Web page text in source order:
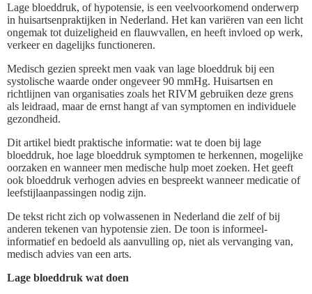
Lage bloeddruk, of hypotensie, is een veelvoorkomend onderwerp
in huisartsenpraktijken in Nederland. Het kan variëren van een licht
ongemak tot duizeligheid en flauwvallen, en heeft invloed op werk,
verkeer en dagelijks functioneren.
Medisch gezien spreekt men vaak van lage bloeddruk bij een
systolische waarde onder ongeveer 90 mmHg. Huisartsen en
richtlijnen van organisaties zoals het RIVM gebruiken deze grens
als leidraad, maar de ernst hangt af van symptomen en individuele
gezondheid.
Dit artikel biedt praktische informatie: wat te doen bij lage
bloeddruk, hoe lage bloeddruk symptomen te herkennen, mogelijke
oorzaken en wanneer men medische hulp moet zoeken. Het geeft
ook bloeddruk verhogen advies en bespreekt wanneer medicatie of
leefstijlaanpassingen nodig zijn.
De tekst richt zich op volwassenen in Nederland die zelf of bij
anderen tekenen van hypotensie zien. De toon is informeel-
informatief en bedoeld als aanvulling op, niet als vervanging van,
medisch advies van een arts.
Lage bloeddruk wat doen